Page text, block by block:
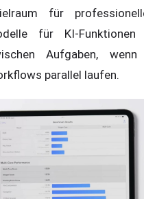
für
für KI-
Aufgaben, wenn
parallel laufen.